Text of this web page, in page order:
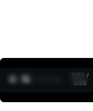
0:22 /
3:35